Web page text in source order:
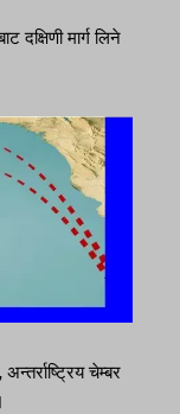
दक्षिणी मार्ग लिने
चेम्बर